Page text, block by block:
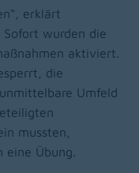
erklärt
Sofort wurden die
aktiviert.
die
Umfeld
mussten,
eine Übung.